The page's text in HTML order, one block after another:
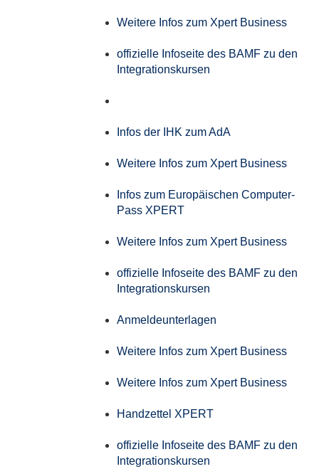
Weitere Infos zum Xpert Business
offizielle Infoseite des BAMF zu den
Integrationskursen
Infos der IHK zum AdA
Weitere Infos zum Xpert Business
Infos zum Europäischen Computer-
Pass XPERT
Weitere Infos zum Xpert Business
offizielle Infoseite des BAMF zu den
Integrationskursen
Anmeldeunterlagen
Weitere Infos zum Xpert Business
Weitere Infos zum Xpert Business
Handzettel XPERT
offizielle Infoseite des BAMF zu den
Integrationskursen